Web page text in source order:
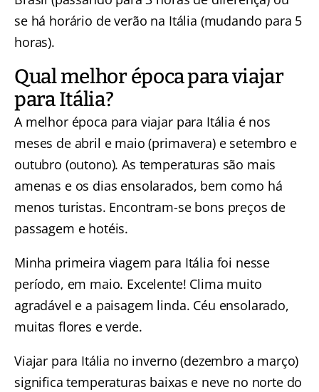
se há horário de verão na Itália (mudando para 5
horas).
Qual melhor época para viajar
para Itália?
A melhor época para viajar para Itália é nos
meses de abril e maio (primavera) e setembro e
outubro (outono). As temperaturas são mais
amenas e os dias ensolarados, bem como há
menos turistas. Encontram-se bons preços de
passagem e hotéis.
Minha primeira viagem para Itália foi nesse
período, em maio. Excelente! Clima muito
agradável e a paisagem linda. Céu ensolarado,
muitas flores e verde.
Viajar para Itália no inverno (dezembro a março)
significa temperaturas baixas e neve no norte do